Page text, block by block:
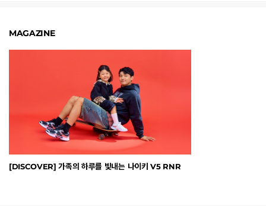
MAGAZINE
[DISCOVER] 가족의 하루를 빛내는 나이키 V5 RNR